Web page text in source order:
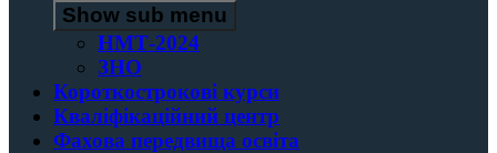
Show sub menu
НМТ-2024
ЗНО
Короткострокові курси
Кваліфікаційний центр
Фахова передвища освіта